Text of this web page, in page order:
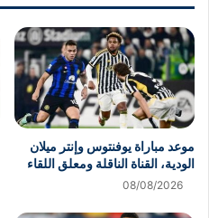
موعد مباراة يوفنتوس وإنتر ميلان
الودية، القناة الناقلة ومعلق اللقاء
08/08/2026